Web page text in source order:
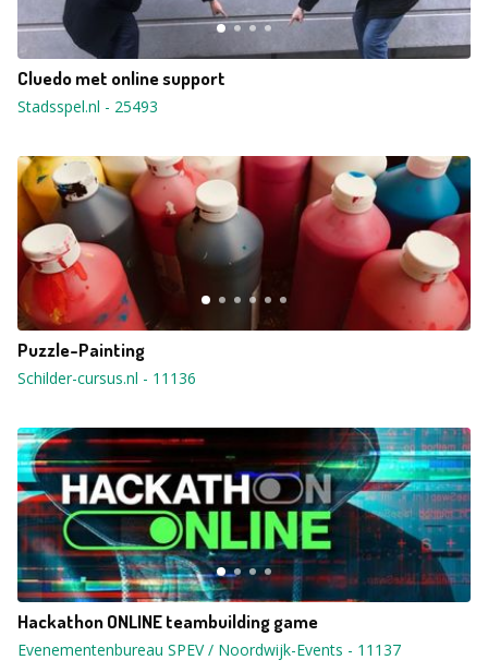
Cluedo met online support
Stadsspel.nl - 25493
Puzzle-Painting
Schilder-cursus.nl - 11136
Hackathon ONLINE teambuilding game
Evenementenbureau SPEV / Noordwijk-Events - 11137